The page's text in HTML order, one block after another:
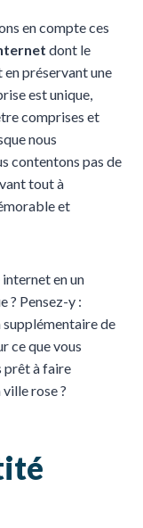
en compte ces
dont le
préservant une
est unique,
comprises et
nous
contentons pas de
tout à
et
en un
? Pensez-y :
supplémentaire de
ce que vous
prêt à faire
rose ?